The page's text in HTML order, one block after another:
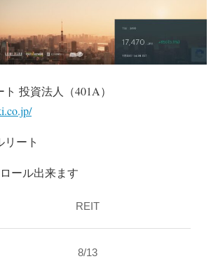
ト 投資法人（401A）
ート
ール出来ます
REIT
8/13